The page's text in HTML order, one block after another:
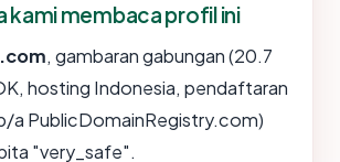
kami membaca profil ini
, gambaran gabungan (20.7
hosting Indonesia, pendaftaran
a PublicDomainRegistry.com)
"very_safe".